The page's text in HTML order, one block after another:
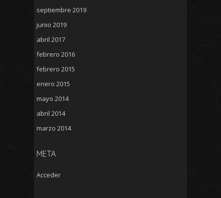
septiembre 2019
junio 2019
abril 2017
febrero 2016
febrero 2015
enero 2015
mayo 2014
abril 2014
marzo 2014
META
Acceder